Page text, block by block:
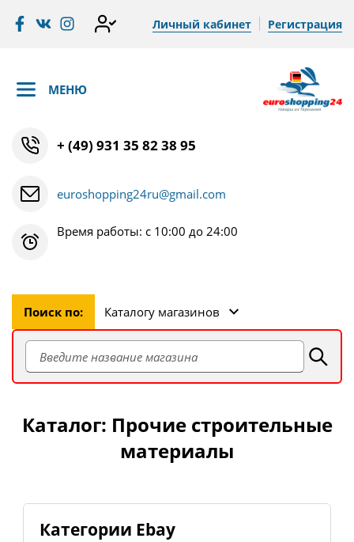
Личный кабинет Регистрация
МЕНЮ
+ (49) 931 35 82 38 95
euroshopping24ru@gmail.com
Время работы: с 10:00 до 24:00
Поиск по: Каталогу магазинов
Категории Ebay
Каталог: Прочие строительные
материалы